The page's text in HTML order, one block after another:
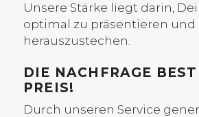
Unsere Stärke liegt darin,
optimal zu präsentieren und
herauszustechen.
DIE NACHFRAGE
PREIS!
Durch unseren Service